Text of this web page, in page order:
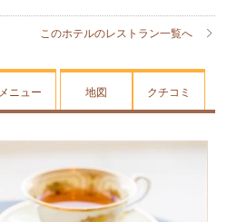
このホテルのレストラン一覧へ
メニュー 地図 クチコミ